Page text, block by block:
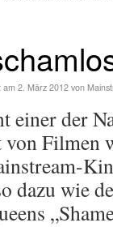
am 2. März 2012 von
einer der
Filmen
dazu wie